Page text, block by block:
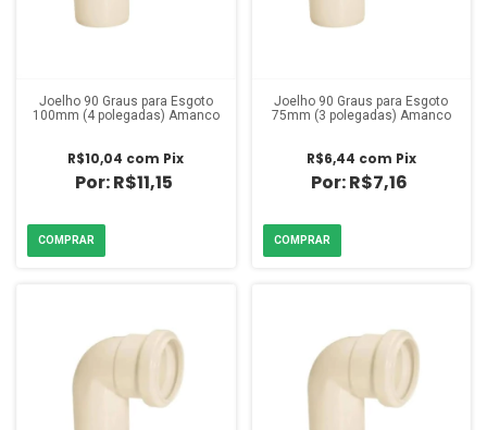
Joelho 90 Graus para Esgoto
100mm (4 polegadas) Amanco
R$11,15
R$10,04 com Pix
Joelho 90 Graus para Esgoto
75mm (3 polegadas) Amanco
R$7,16
R$6,44 com Pix